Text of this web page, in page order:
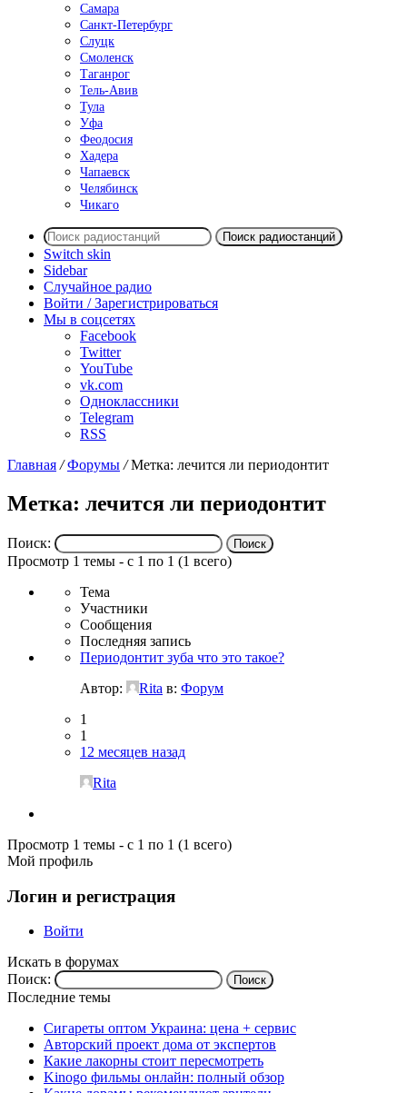
Самара
Санкт-Петербург
Слуцк
Смоленск
Таганрог
Тель-Авив
Тула
Уфа
Феодосия
Хадера
Чапаевск
Челябинск
Чикаго
Поиск радиостанций
Switch skin
Sidebar
Случайное радио
Войти / Зарегистрироваться
Мы в соцсетях
Facebook
Twitter
YouTube
vk.com
Одноклассники
Telegram
RSS
Главная / Форумы / Метка: лечится ли периодонтит
Метка: лечится ли периодонтит
Поиск:
Просмотр 1 темы - с 1 по 1 (1 всего)
Тема
Участники
Сообщения
Последняя запись
Периодонтит зуба что это такое?
Автор:
Rita в: Форум
1
1
12 месяцев назад
Rita
Просмотр 1 темы - с 1 по 1 (1 всего)
Мой профиль
Логин и регистрация
Войти
Искать в форумах
Поиск:
Последние темы
Сигареты оптом Украина: цена + сервис
Авторский проект дома от экспертов
Какие лакорны стоит пересмотреть
Kinogo фильмы онлайн: полный обзор